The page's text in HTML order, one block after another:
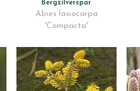
Bergzilverspar
Abies lasiocarpa
'Compacta'